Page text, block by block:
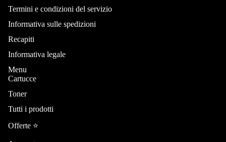
Termini e condizioni del servizio
Informativa sulle spedizioni
Recapiti
Informativa legale
Menu
Cartucce
Toner
Tutti i prodotti
Offerte ⭐️
Informativa sulla privacy
Termini e condizioni del servizio